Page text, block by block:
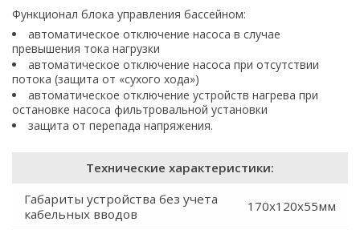
Функционал блока управления бассейном:
автоматическое отключение насоса в случае
превышения тока нагрузки
автоматическое отключение насоса при отсутствии
потока (защита от «сухого хода»)
автоматическое отключение устройств нагрева при
остановке насоса фильтровальной установки
защита от перепада напряжения.
Технические характеристики:
Габариты устройства без учета
кабельных вводов
170x120x55мм